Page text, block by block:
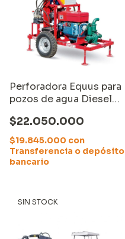
Perforadora Equus para
pozos de agua Diesel
$22.050.000
$19.845.000 con
Transferencia o depósito
bancario
SIN STOCK